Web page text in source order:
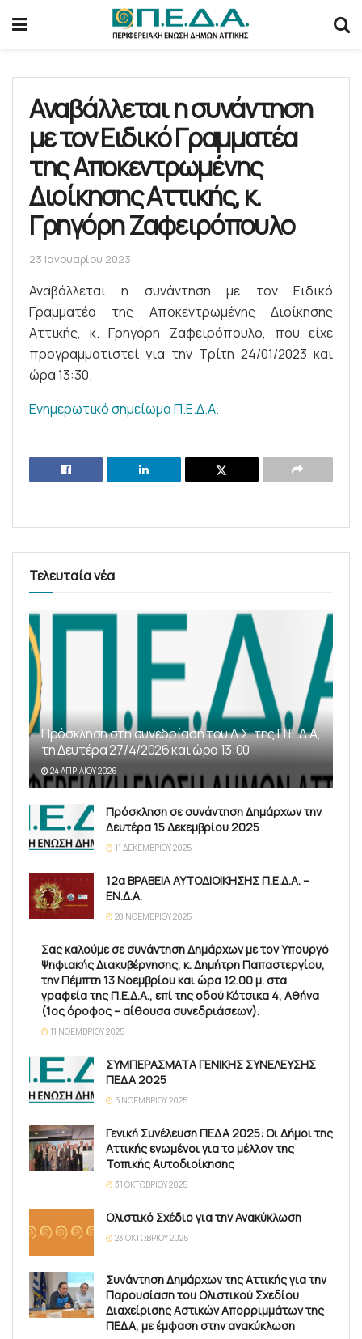
Αναβάλλεται η συνάντηση
με τον Ειδικό Γραμματέα
της Αποκεντρωμένης
Διοίκησης Αττικής, κ.
Γρηγόρη Ζαφειρόπουλο
23 Ιανουαρίου 2023
Αναβάλλεται η συνάντηση με τον Ειδικό
Γραμματέα της Αποκεντρωμένης Διοίκησης
Αττικής, κ. Γρηγόρη Ζαφειρόπουλο, που είχε
προγραμματιστεί για την Τρίτη 24/01/2023 και
ώρα 13:30.
Ενημερωτικό σημείωμα Π.Ε.Δ.Α.
Τελευταία νέα
Πρόσκληση στη συνεδρίαση του Δ.Σ. της Π.Ε.Δ.Α,
τη Δευτέρα 27/4/2026 και ώρα 13:00
24 ΑΠΡΙΛΊΟΥ 2026
Πρόσκληση σε συνάντηση Δημάρχων την
Δευτέρα 15 Δεκεμβρίου 2025
11 ΔΕΚΕΜΒΡΊΟΥ 2025
12α ΒΡΑΒΕΙΑ ΑΥΤΟΔΙΟΙΚΗΣΗΣ Π.Ε.Δ.Α. –
ΕΝ.Δ.Α.
28 ΝΟΕΜΒΡΊΟΥ 2025
Σας καλούμε σε συνάντηση Δημάρχων με τον Υπουργό
Ψηφιακής Διακυβέρνησης, κ. Δημήτρη Παπαστεργίου,
την Πέμπτη 13 Νοεμβρίου και ώρα 12.00 μ. στα
γραφεία της Π.Ε.Δ.Α., επί της οδού Κότσικα 4, Αθήνα
(1ος όροφος – αίθουσα συνεδριάσεων).
11 ΝΟΕΜΒΡΊΟΥ 2025
ΣΥΜΠΕΡΑΣΜΑΤΑ ΓΕΝΙΚΗΣ ΣΥΝΕΛΕΥΣΗΣ
ΠΕΔΑ 2025
5 ΝΟΕΜΒΡΊΟΥ 2025
Γενική Συνέλευση ΠΕΔΑ 2025: Οι Δήμοι της
Αττικής ενωμένοι για το μέλλον της
Τοπικής Αυτοδιοίκησης
31 ΟΚΤΩΒΡΊΟΥ 2025
Ολιστικό Σχέδιο για την Ανακύκλωση
23 ΟΚΤΩΒΡΊΟΥ 2025
Συνάντηση Δημάρχων της Αττικής για την
Παρουσίαση του Ολιστικού Σχεδίου
Διαχείρισης Αστικών Απορριμμάτων της
ΠΕΔΑ, με έμφαση στην ανακύκλωση